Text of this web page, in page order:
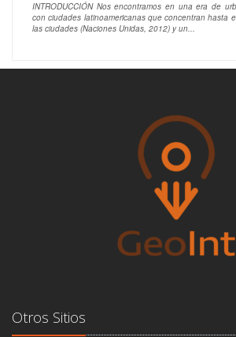
INTRODUCCIÓN Nos encontramos en una era de
con ciudades latinoamericanas que concentran hasta
las ciudades (Naciones Unidas, 2012) y un...
Otros Sitios